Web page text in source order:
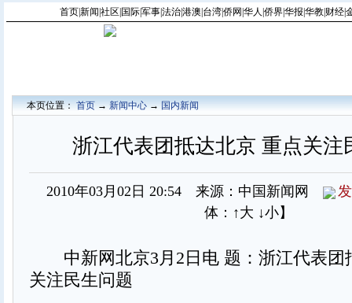
首页|新闻 社区 国际|军事|法治|港澳 台湾|侨网 华人 侨界|华报 华教| 财经|
本页位置：首页→新闻中心→国内新闻
浙江代表团抵达北京 重点关注
2010年03月02日 20:54 来源：中国新闻网
体： ↑大 ↓小】
中新网北京3月2日电 题：浙江代表团
关注民生问题